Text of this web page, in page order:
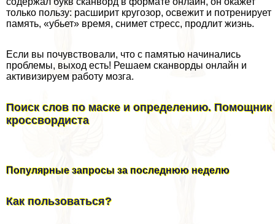
только пользу: расширит кругозор, освежит и потренирует
память, «убьет» время, снимет стресс, продлит жизнь.
Если вы почувствовали, что с памятью начинались
проблемы, выход есть! Решаем сканворды онлайн и
активизируем работу мозга.
Поиск слов по маске и определению. Помощник
кроссвордиста
Популярные запросы за последнюю неделю
Как пользоваться?